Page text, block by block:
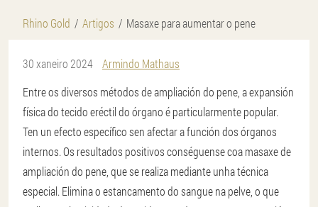
Rhino Gold Artigos Masaxe para aumentar o pene
30 xaneiro 2024
Armindo Mathaus
Entre os diversos métodos de ampliación do pene, a expansión
física do tecido eréctil do órgano é particularmente popular.
Ten un efecto específico sen afectar a función dos órganos
internos. Os resultados positivos conséguense coa masaxe de
ampliación do pene, que se realiza mediante unha técnica
especial. Elimina o estancamento do sangue na pelve, o que